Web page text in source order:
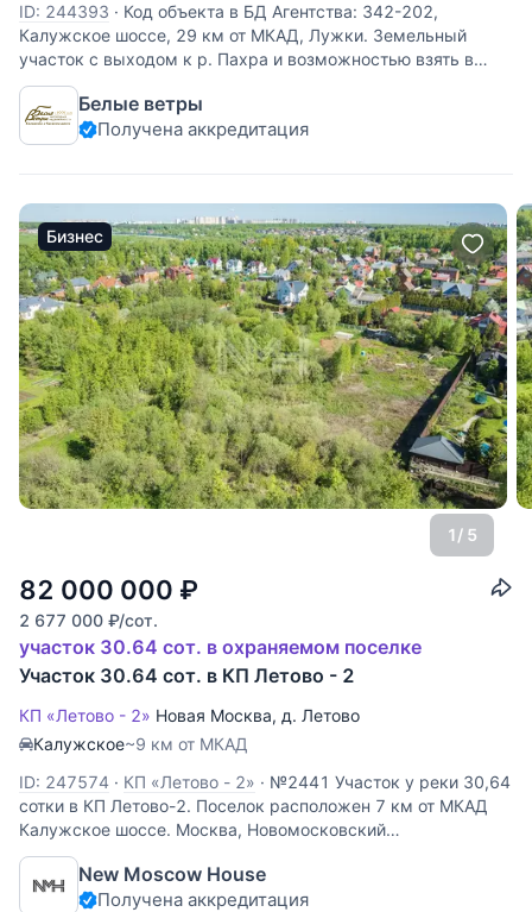
ID: 244393 · Код объекта в БД Агентства: 342-202,
Калужское шоссе, 29 км от МКАД, Лужки. Земельный
участок с выходом к р. Пахра и возможностью взять в
долгосрочную аренду большой примыкающий участок
размером под 1 га. Подходит как для собственной
усадьбы
Белые ветры
Получена аккредитация
Бизнес
1/ 5
82 000 000 ₽
2 677 000 ₽/сот.
участок 30.64 сот. в охраняемом поселке
Участок 30.64 сот. в КП Летово - 2
КП «Летово - 2» Новая Москва, д. Летово
Калужское~9 км от МКАД
ID: 247574 · КП «Летово - 2» · №2441 Участок у реки 30,64
сотки в КП Летово-2. Поселок расположен 7 км от МКАД
Калужское шоссе. Москва, Новомосковский
административный округ, район Коммунарка, деревня
Летово. Коммуникации: магистральный газ, электричество,
центральное
New Moscow House
Получена аккредитация